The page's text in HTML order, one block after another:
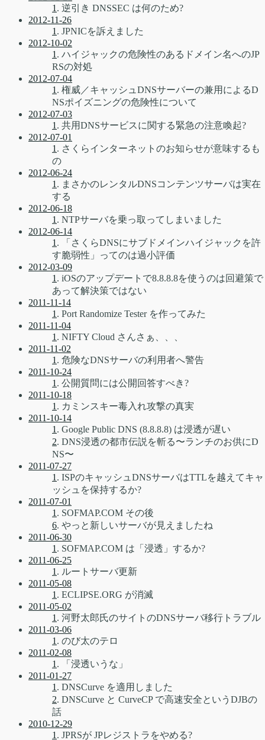
1 . 逆引き DNSSEC は何のため?
2012-11-26
1 . JPNICを訴えました
2012-10-02
1 . ハイジャックの危険性のあるドメイン名へのJP
RSの対処
2012-07-04
1 . 権威／キャッシュDNSサーバーの兼用によるD
NSポイズニングの危険性について
2012-07-03
1 . 共用DNSサービスに関する緊急の注意喚起?
2012-07-01
1 . さくらインターネットのお知らせが意味するも
の
2012-06-24
1 . まさかのレンタルDNSコンテンツサーバは実在
する
2012-06-18
1 . NTPサーバを乗っ取ってしまいました
2012-06-14
1 . 「さくらDNSにサブドメインハイジャックを許
す脆弱性」ってのは過小評価
2012-03-09
1 . iOSのアップデートで8.8.8.8を使うのは回避策で
あって解決策ではない
2011-11-14
1 . Port Randomize Tester を作ってみた
2011-11-04
1 . NIFTY Cloud さんさぁ、、、
2011-11-02
1 . 危険なDNSサーバの利用者へ警告
2011-10-24
1 . 公開質問には公開回答すべき?
2011-10-18
1 . カミンスキー毒入れ攻撃の真実
2011-10-14
1 . Google Public DNS (8.8.8.8) は浸透が遅い
2. DNS浸透の都市伝説を斬る〜ランチのお供にD
NS〜
2011-07-27
1 . ISPのキャッシュDNSサーバはTTLを越えてキャ
ッシュを保持するか?
2011-07-01
1 . SOFMAP.COM その後
6. やっと新しいサーバが見えましたね
2011-06-30
1 . SOFMAP.COM は「浸透」するか?
2011-06-25
1 . ルートサーバ更新
2011-05-08
1 . ECLIPSE.ORG が消滅
2011-05-02
1 . 河野太郎氏のサイトのDNSサーバ移行トラブル
2011-03-06
1 . のび太のテロ
2011-02-08
1 . 「浸透いうな」
2011-01-27
1 . DNSCurve を適用しました
2. DNSCurve と CurveCP で高速安全というDJBの
話
2010-12-29
1 . JPRSが JPレジストラをやめる?